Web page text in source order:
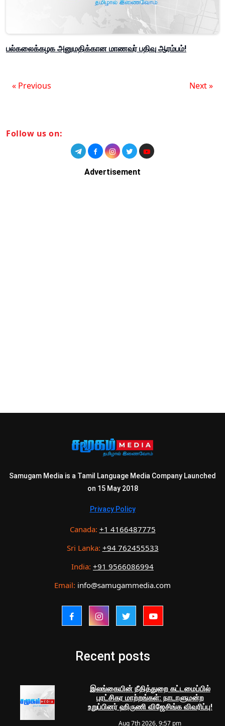
பல்கலைக்கழக அனுமதிக்கான மாணவர் பதிவு ஆரம்பம்!
« Previous Next »
Follow us on:
Advertisement
Samugam Media is a Tamil Language Media Company Launched
on 15 May 2018
Privacy Policy
Canada: +1 4166487775
Sri Lanka: +94 762455533
India: +91 9566086994
Email: info@samugammedia.com
Recent posts
இலங்கையின் நீதித்துறை கட்டமைப்பில்
புரட்சிகர மாற்றங்கள்: நாடாளுமன்ற
உறுப்பினர் ஹிருணி விஜேசிங்க விவரிப்பு!
Aug 7th 2026, 9:57 pm